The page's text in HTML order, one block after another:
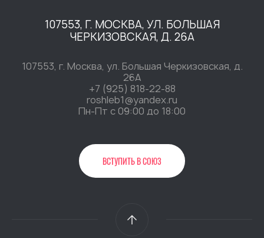
107553, Г. МОСКВА, УЛ. БОЛЬШАЯ
ЧЕРКИЗОВСКАЯ, Д. 26А
107553, г. Москва, ул. Большая Черкизовская, д.
26А
+7 (925) 818-22-88
roshleb1@yandex.ru
Пн-Пт c 09:00 до 18:00
ВСТУПИТЬ В СОЮЗ